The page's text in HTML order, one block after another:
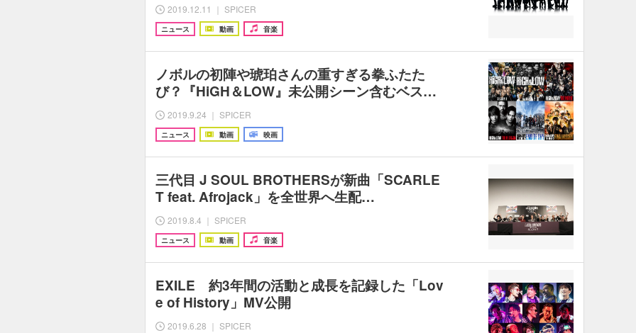
2019.12.11 ｜ SPICER
ニュース 動画 音楽
ノボルの初陣や琥珀さんの重すぎる拳ふたた
び？『HiGH＆LOW』未公開シーン含むベス…
2019.9.24 ｜ SPICER
ニュース 動画 映画
三代目 J SOUL BROTHERSが新曲「SCARLE
T feat. Afrojack」を全世界へ生配…
2019.8.4 ｜ SPICER
ニュース 動画 音楽
EXILE 約3年間の活動と成長を記録した「Lov
e of History」MV公開
2019.6.28 ｜ SPICER